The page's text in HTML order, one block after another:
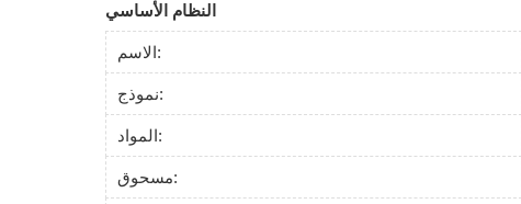
النظام الأساسي
الاسم:
نموذج:
المواد:
مسحوق: